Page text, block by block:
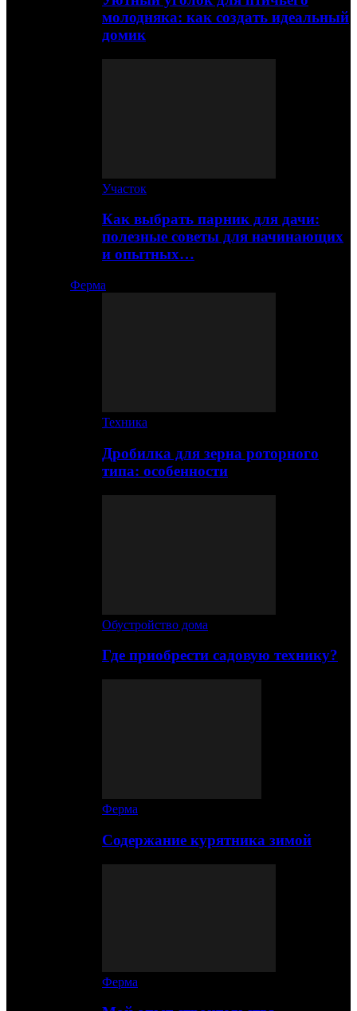
молодняка: как создать идеальный
домик
Участок
Как выбрать парник для дачи:
полезные советы для начинающих
и опытных…
Ферма
Техника
Дробилка для зерна роторного
типа: особенности
Обустройство дома
Где приобрести садовую технику?
Ферма
Содержание курятника зимой
Ферма